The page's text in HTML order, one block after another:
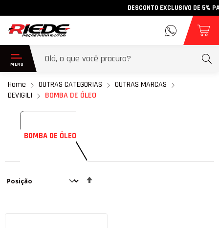
DESCONTO EXCLUSIVO DE 5%
Home OUTRAS CATEGORIAS
OUTRAS MARCAS
DEVIGILI
BOMBA DE ÓLEO
BOMBA DE ÓLEO